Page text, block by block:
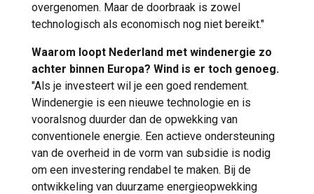
overgenomen. Maar de doorbraak is zowel
technologisch als economisch nog niet bereikt."
Waarom loopt Nederland met windenergie zo
achter binnen Europa? Wind is er toch genoeg.
"Als je investeert wil je een goed rendement.
Windenergie is een nieuwe technologie en is
vooralsnog duurder dan de opwekking van
conventionele energie. Een actieve ondersteuning
van de overheid in de vorm van subsidie is nodig
om een investering rendabel te maken. Bij de
ontwikkeling van duurzame energieopwekking